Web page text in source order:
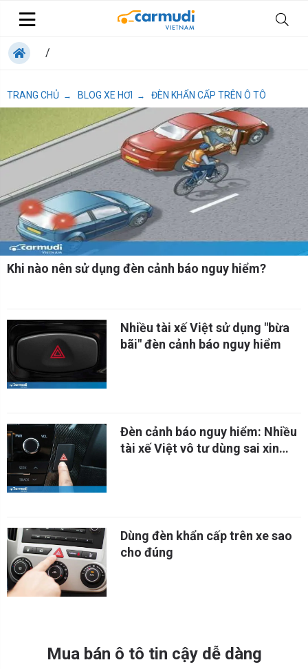
/
TRANG CHỦ → BLOG XE HƠI → ĐÈN KHẨN CẤP TRÊN Ô TÔ
Khi nào nên sử dụng đèn cảnh báo nguy hiểm?
Nhiều tài xế Việt sử dụng "bừa
bãi" đèn cảnh báo nguy hiểm
Đèn cảnh báo nguy hiểm: Nhiều
tài xế Việt vô tư dùng sai xin
Dùng đèn khẩn cấp trên xe sao
cho đúng
Mua bán ô tô tin cậy dễ dàng